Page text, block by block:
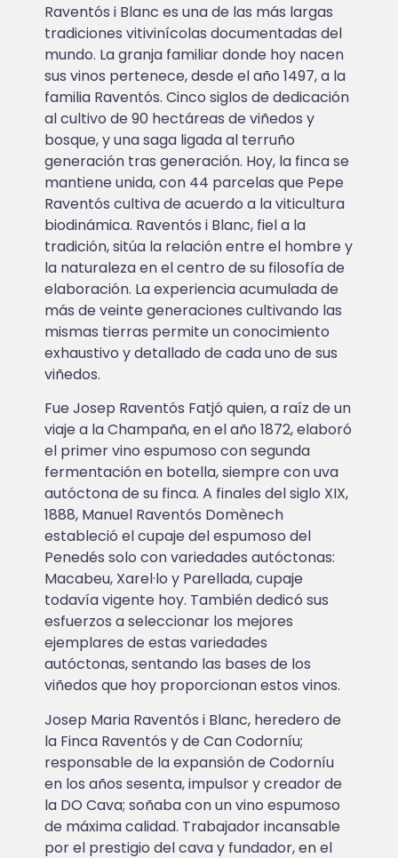
Raventós i Blanc es una de las más largas
tradiciones vitivinícolas documentadas del
mundo. La granja familiar donde hoy nacen
sus vinos pertenece, desde el año 1497, a la
familia Raventós. Cinco siglos de dedicación
al cultivo de 90 hectáreas de viñedos y
bosque, y una saga ligada al terruño
generación tras generación. Hoy, la finca se
mantiene unida, con 44 parcelas que Pepe
Raventós cultiva de acuerdo a la viticultura
biodinámica. Raventós i Blanc, fiel a la
tradición, sitúa la relación entre el hombre y
la naturaleza en el centro de su filosofía de
elaboración. La experiencia acumulada de
más de veinte generaciones cultivando las
mismas tierras permite un conocimiento
exhaustivo y detallado de cada uno de sus
viñedos.
Fue Josep Raventós Fatjó quien, a raíz de un
viaje a la Champaña, en el año 1872, elaboró
el primer vino espumoso con segunda
fermentación en botella, siempre con uva
autóctona de su finca. A finales del siglo XIX,
1888, Manuel Raventós Domènech
estableció el cupaje del espumoso del
Penedés solo con variedades autóctonas:
Macabeu, Xarel·lo y Parellada, cupaje
todavía vigente hoy. También dedicó sus
esfuerzos a seleccionar los mejores
ejemplares de estas variedades
autóctonas, sentando las bases de los
viñedos que hoy proporcionan estos vinos.
Josep Maria Raventós i Blanc, heredero de
la Finca Raventós y de Can Codorníu;
responsable de la expansión de Codorníu
en los años sesenta, impulsor y creador de
la DO Cava; soñaba con un vino espumoso
de máxima calidad. Trabajador incansable
por el prestigio del cava y fundador, en el